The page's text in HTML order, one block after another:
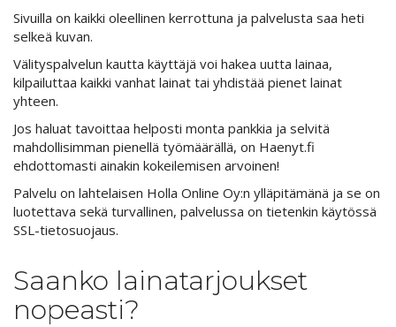
Sivuilla on kaikki oleellinen kerrottuna ja palvelusta saa heti
selkeä kuvan.
Välityspalvelun kautta käyttäjä voi hakea uutta lainaa,
kilpailuttaa kaikki vanhat lainat tai yhdistää pienet lainat
yhteen.
Jos haluat tavoittaa helposti monta pankkia ja selvitä
mahdollisimman pienellä työmäärällä, on Haenyt.fi
ehdottomasti ainakin kokeilemisen arvoinen!
Palvelu on lahtelaisen Holla Online Oy:n ylläpitämänä ja se on
luotettava sekä turvallinen, palvelussa on tietenkin käytössä
SSL-tietosuojaus.
Saanko lainatarjoukset
nopeasti?